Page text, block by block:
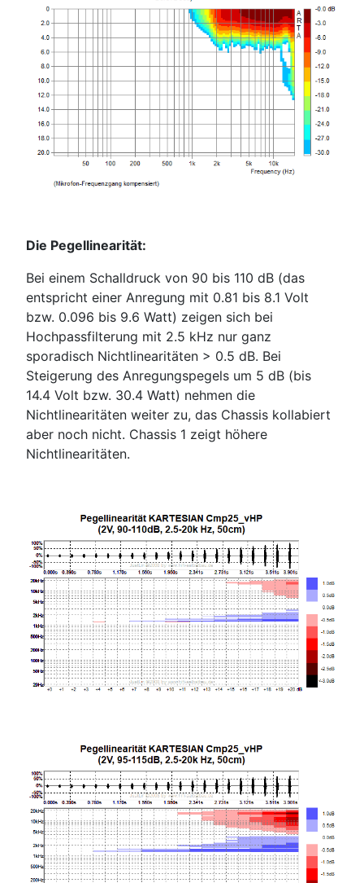
Die Pegellinearität:
Bei einem Schalldruck von 90 bis 110 dB (das
entspricht einer Anregung mit 0.81 bis 8.1 Volt
bzw. 0.096 bis 9.6 Watt) zeigen sich bei
Hochpassfilterung mit 2.5 kHz nur ganz
sporadisch Nichtlinearitäten > 0.5 dB. Bei
Steigerung des Anregungspegels um 5 dB (bis
14.4 Volt bzw. 30.4 Watt) nehmen die
Nichtlinearitäten weiter zu, das Chassis kollabiert
aber noch nicht. Chassis 1 zeigt höhere
Nichtlinearitäten.